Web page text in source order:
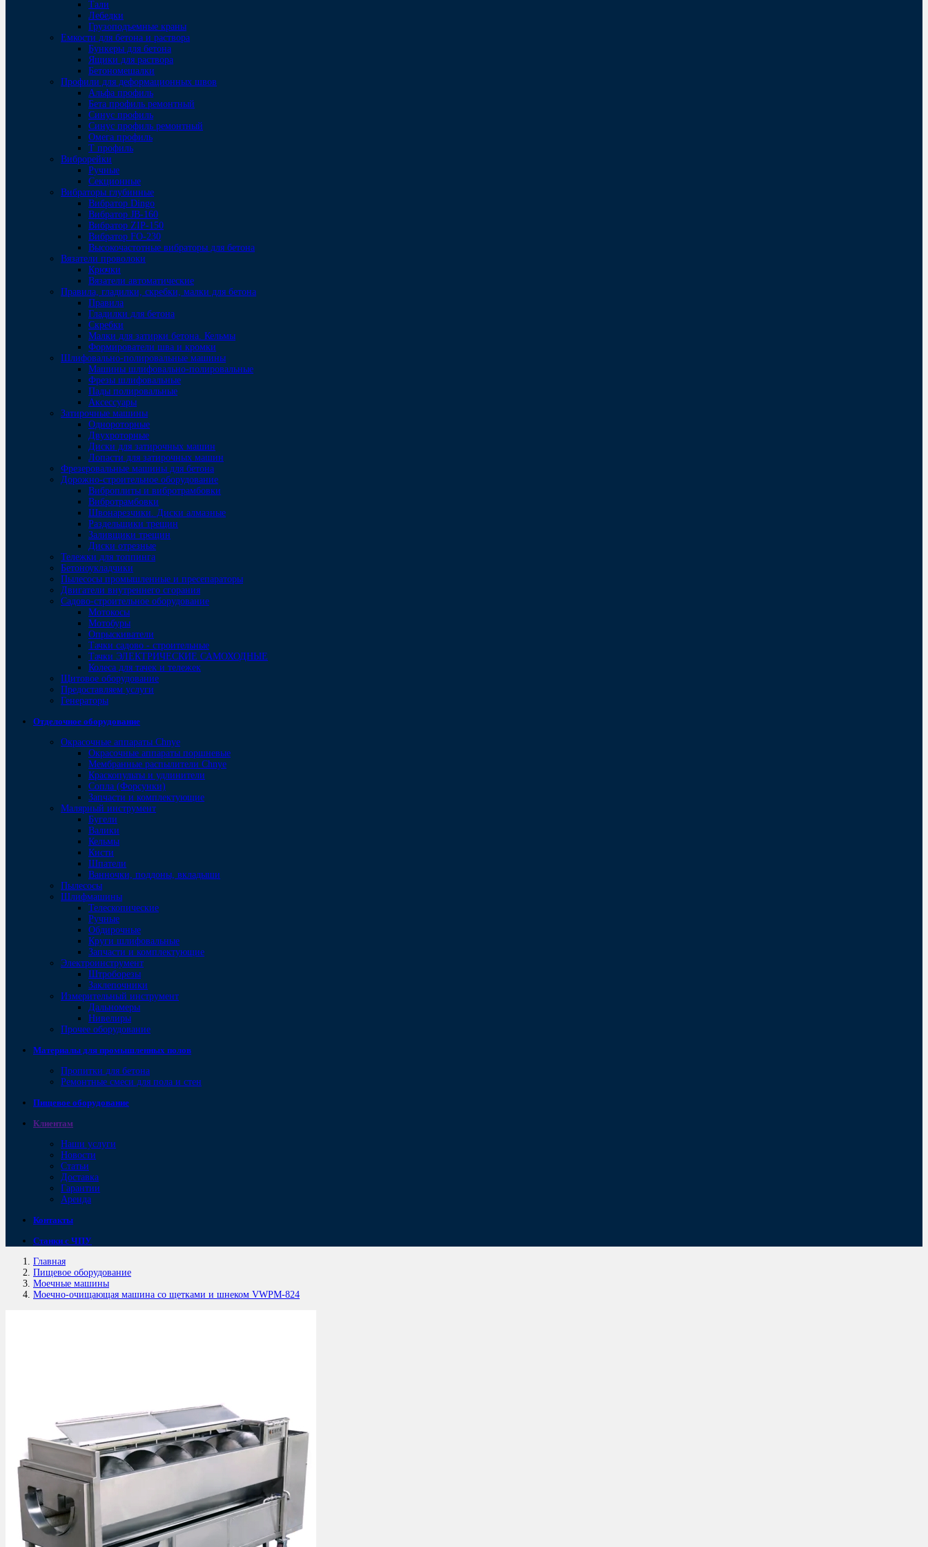
Тали
Лебедки
Грузоподъемные краны
Емкости для бетона и раствора
Бункеры для бетона
Ящики для раствора
Бетономешалки
Профили для деформационных швов
Альфа профиль
Бета профиль ремонтный
Синус профиль
Синус профиль ремонтный
Омега профиль
Т профиль
Виброрейки
Ручные
Секционные
Вибраторы глубинные
Вибратор Dingo
Вибратор JB-160
Вибратор ZIP-150
Bибратор FO-230
Высокочастотные вибраторы для бетона
Вязатели проволоки
Крючки
Вязатели автоматические
Правила, гладилки, скребки, малки для бетона
Правила
Гладилки для бетона
Скребки
Малки для затирки бетона. Кельмы
Формирователи шва и кромки
Шлифовально-полировальные машины
Машины шлифовально-полировальные
Фрезы шлифовальные
Пады полировальные
Аксессуары
Затирочные машины
Однороторные
Двухроторные
Диски для затирочных машин
Лопасти для затирочных машин
Фрезеровальные машины для бетона
Дорожно-строительное оборудование
Виброплиты и вибротрамбовки
Вибротрамбовки
Швонарезчики. Диски алмазные
Раздельщики трещин
Заливщики трещин
Диски отрезные
Тележки для топпинга
Бетоноукладчики
Пылесосы промышленные и пресепараторы
Двигатели внутреннего сгорания
Садово-строительное оборудование
Мотокосы
Мотобуры
Опрыскиватели
Тачки садово - строительные
Тачки ЭЛЕКТРИЧЕСКИЕ САМОХОДНЫЕ
Колеса для тачек и тележек
Щитовое оборудование
Предоставляем услуги
Генераторы
Отделочное оборудование
Окрасочные аппараты Chnye
Окрасочные аппараты поршневые
Мембранные распылители Chnye
Краскопульты и удлинители
Сопла (Форсунки)
Запчасти и комплектующие
Малярный инструмент
Бугели
Валики
Кельмы
Кисти
Шпатели
Ванночки, поддоны, вкладыши
Пылесосы
Шлифмашины
Телескопические
Ручные
Обдирочные
Круги шлифовальные
Запчасти и комплектующие
Электроинструмент
Штроборезы
Заклепочники
Измерительный инструмент
Дальномеры
Нивелиры
Прочее оборудование
Материалы для промышленных полов
Пропитки для бетона
Ремонтные смеси для пола и стен
Пищевое оборудование
Клиентам
Наши услуги
Новости
Статьи
Доставка
Гарантии
Аренда
Контакты
Станки с ЧПУ
Главная
Пищевое оборудование
Моечные машины
Моечно-очищающая машина со щетками и шнеком VWPM-824